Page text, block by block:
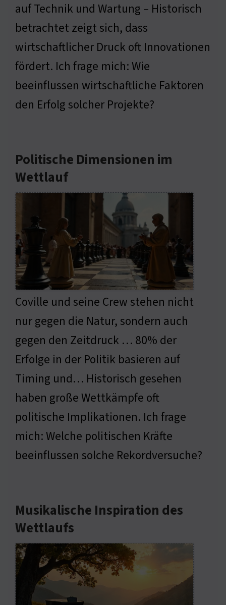
auf Technik und Wartung – Historisch
betrachtet zeigt sich, dass
wirtschaftlicher Druck oft Innovationen
fördert. Ich frage mich: Wie
beeinflussen wirtschaftliche Faktoren
den Erfolg solcher Projekte?
Politische Dimensionen im
Wettlauf
Coville und seine Crew stehen nicht
nur gegen die Natur, sondern auch
gegen den Zeitdruck … 80% der
Erfolge in der Politik basieren auf
Timing und… Historisch gesehen
haben große Wettkämpfe oft
politische Implikationen. Ich frage
mich: Welche politischen Kräfte
beeinflussen solche Rekordversuche?
Musikalische Inspiration des
Wettlaufs